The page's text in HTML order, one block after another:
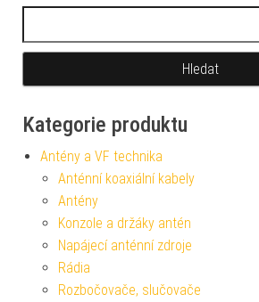
Kategorie produktu
Antény a VF technika
Anténní koaxiální kabely
Antény
Konzole a držáky antén
Napájecí anténní zdroje
Rádia
Rozbočovače, slučovače